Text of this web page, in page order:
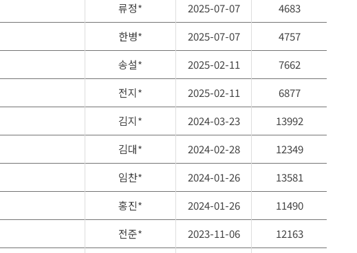
류정* 2025-07-07
4683
한병* 2025-07-07
4757
송설* 2025-02-11
7662
전지* 2025-02-11
6877
김지* 2024-03-23
13992
김대* 2024-02-28
12349
임찬* 2024-01-26
13581
홍진* 2024-01-26
11490
전준* 2023-11-06 12163